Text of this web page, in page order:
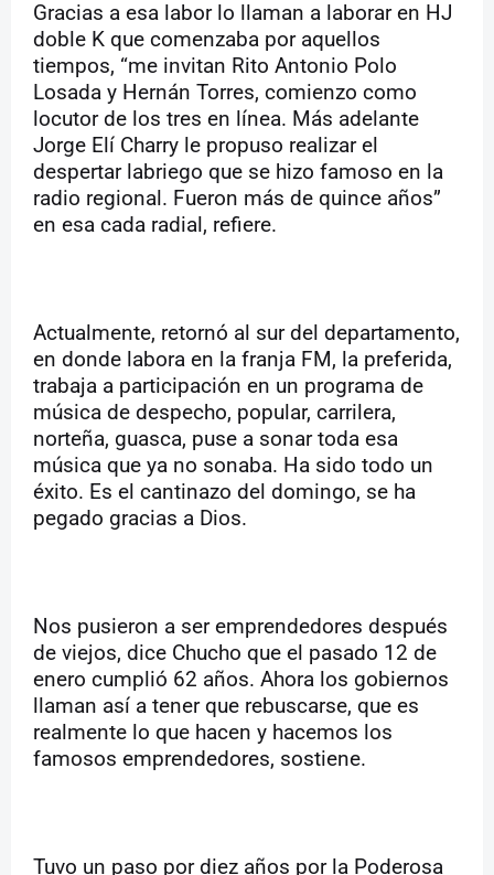
Gracias a esa labor lo llaman a laborar en HJ
doble K que comenzaba por aquellos
tiempos, “me invitan Rito Antonio Polo
Losada y Hernán Torres, comienzo como
locutor de los tres en línea. Más adelante
Jorge Elí Charry le propuso realizar el
despertar labriego que se hizo famoso en la
radio regional. Fueron más de quince años”
en esa cada radial, refiere.
Actualmente, retornó al sur del departamento,
en donde labora en la franja FM, la preferida,
trabaja a participación en un programa de
música de despecho, popular, carrilera,
norteña, guasca, puse a sonar toda esa
música que ya no sonaba. Ha sido todo un
éxito. Es el cantinazo del domingo, se ha
pegado gracias a Dios.
Nos pusieron a ser emprendedores después
de viejos, dice Chucho que el pasado 12 de
enero cumplió 62 años. Ahora los gobiernos
llaman así a tener que rebuscarse, que es
realmente lo que hacen y hacemos los
famosos emprendedores, sostiene.
Tuvo un paso por diez años por la Poderosa